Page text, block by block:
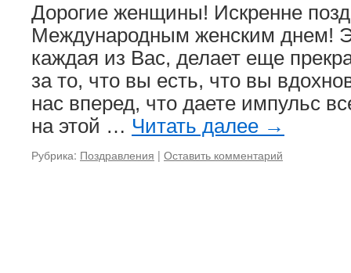
Дорогие женщины! Искренне
Международным женским днем!
каждая из Вас, делает еще
за то, что вы есть, что вы
нас вперед, что даете импульс
на этой … Читать далее →
Рубрика: Поздравления | Оставить комментарий